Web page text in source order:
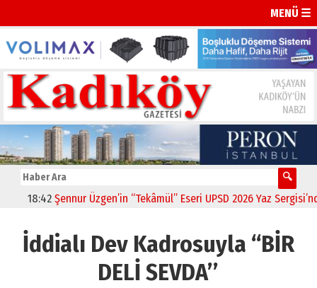
MENÜ ☰
18:42 Şennur Üzgen’in “Tekâmül” Eseri UPSD 2026 Yaz
İddialı Dev Kadrosuyla ‘‘BİR
DELİ SEVDA’’